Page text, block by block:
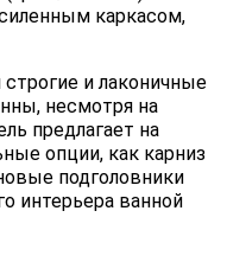
каркасом,
и лаконичные
несмотря на
предлагает на
опции, как карниз
подголовники
интерьера ванной